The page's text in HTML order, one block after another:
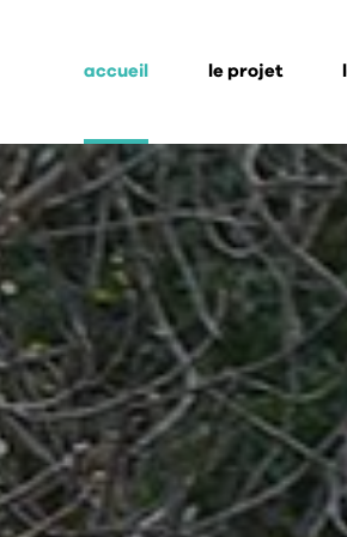
accueil le projet